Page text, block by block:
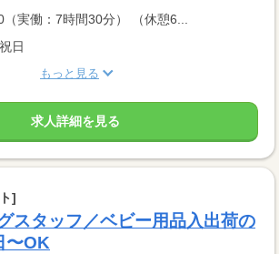
実働：7時間30分） （休憩6...
日
もっと見る
求人詳細を見る
]
スタッフ／ベビー用品入出荷の
〜OK